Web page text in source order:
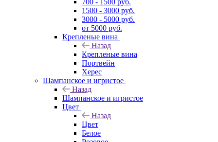
700 - 1500 руб.
1500 - 3000 руб.
3000 - 5000 руб.
от 5000 руб.
Крепленые вина
Назад
Крепленые вина
Портвейн
Херес
Шампанское и игристое
Назад
Шампанское и игристое
Цвет
Назад
Цвет
Белое